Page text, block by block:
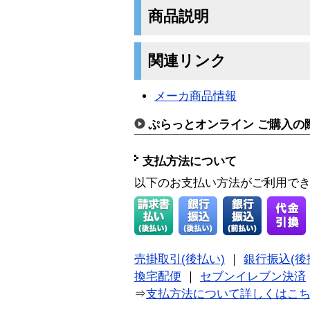
商品説明
関連リンク
メーカ商品情報
ぷらっとオンライン ご購入の
支払方法について
以下のお支払い方法がご利用で
売掛取引(後払い)
銀行振込(後
換宅配便
セブンイレブン決済
⇒支払方法について詳しくはこ